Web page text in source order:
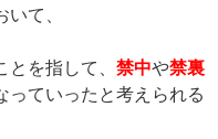
いて、
とを指して、禁中や禁裏
っていったと考えられる